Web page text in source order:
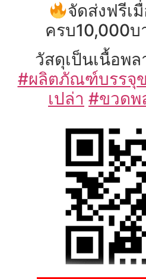
จัดส่งฟรีเ
ครบ10,000
วัสดุเป็นเนื้อพ
#ผลิตภัณฑ์บรรจุข
เปล่า #ขวดพ